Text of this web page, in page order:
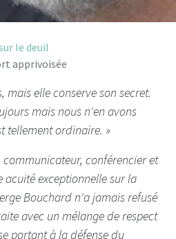
le deuil
apprivoisée
mais elle conserve son secret.
mais nous n'en avons
tellement ordinaire. »
conférencier et
exceptionnelle sur la
Bouchard n'a jamais refusé
avec un mélange de respect
portant à la défense du